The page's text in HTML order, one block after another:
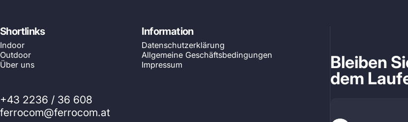
Shortlinks
Indoor
Outdoor
Über uns
Information
Datenschutzerklärung
Allgemeine Geschäftsbedingungen
Impressum
+43 2236 / 36 608
ferrocom@ferrocom.at
Bleiben
dem